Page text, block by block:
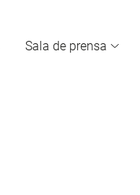
Sala de prensa